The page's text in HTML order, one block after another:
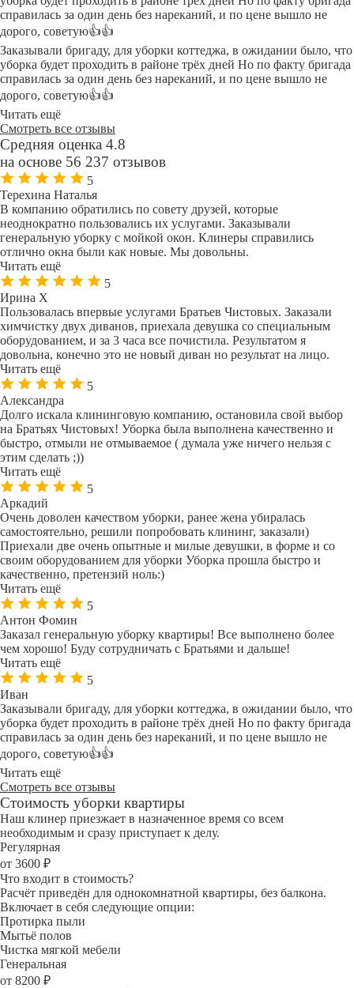
справилась за один день без нареканий, и по цене вышло не
дорого, советую👍👍
Заказывали бригаду, для уборки коттеджа, в ожидании было, что
уборка будет проходить в районе трёх дней Но по факту бригада
справилась за один день без нареканий, и по цене вышло не
дорого, советую👍👍
Читать ещё
Смотреть все отзывы
Средняя оценка 4.8
на основе 56 237 отзывов
5
Терехина Наталья
В компанию обратились по совету друзей, которые
неоднократно пользовались их услугами. Заказывали
генеральную уборку с мойкой окон. Клинеры справились
отлично окна были как новые. Мы довольны.
Читать ещё
5
Ирина Х
Пользовалась впервые услугами Братьев Чистовых. Заказали
химчистку двух диванов, приехала девушка со специальным
оборудованием, и за 3 часа все почистила. Результатом я
довольна, конечно это не новый диван но результат на лицо.
Читать ещё
5
Александра
Долго искала клининговую компанию, остановила свой выбор
на Братьях Чистовых! Уборка была выполнена качественно и
быстро, отмыли не отмываемое ( думала уже ничего нельзя с
этим сделать ;))
Читать ещё
5
Аркадий
Очень доволен качеством уборки, ранее жена убиралась
самостоятельно, решили попробовать клининг, заказали)
Приехали две очень опытные и милые девушки, в форме и со
своим оборудованием для уборки Уборка прошла быстро и
качественно, претензий ноль:)
Читать ещё
5
Антон Фомин
Заказал генеральную уборку квартиры! Все выполнено более
чем хорошо! Буду сотрудничать с Братьями и дальше!
Читать ещё
5
Иван
Заказывали бригаду, для уборки коттеджа, в ожидании было, что
уборка будет проходить в районе трёх дней Но по факту бригада
справилась за один день без нареканий, и по цене вышло не
дорого, советую👍👍
Читать ещё
Смотреть все отзывы
Стоимость уборки квартиры
Наш клинер приезжает в назначенное время со всем
необходимым и сразу приступает к делу.
Регулярная
от 3600 ₽
Что входит в стоимость?
Расчёт приведён для однокомнатной квартиры, без балкона.
Включает в себя следующие опции:
Протирка пыли
Мытьё полов
Чистка мягкой мебели
Генеральная
от 8200 ₽